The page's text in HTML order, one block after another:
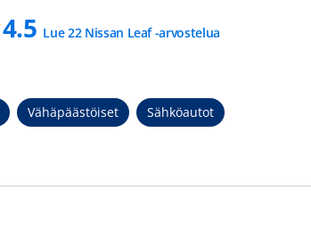
4.5 Lue 22 Nissan Leaf -arvostelua
Vähäpäästöiset Sähköautot